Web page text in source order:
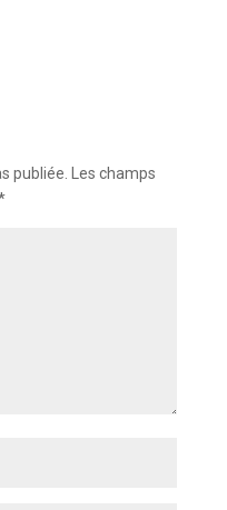
publiée.
Les champs